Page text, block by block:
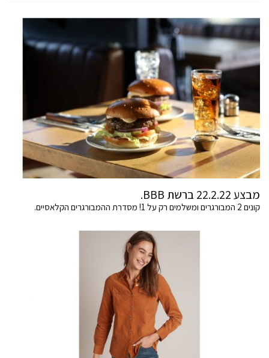
מבצע 22.2.22 ברשת BBB.
קונים 2 המבורגרים ומשלמים רק על 1! מסדרת ההמבורגרים הקלאסיים.